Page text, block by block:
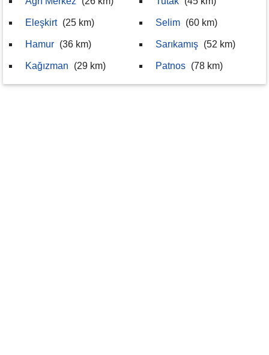
Eleşkirt (25 km)
Hamur (36 km)
Kağızman (29 km)
Selim (60 km)
Sarıkamış (52 km)
Patnos (78 km)